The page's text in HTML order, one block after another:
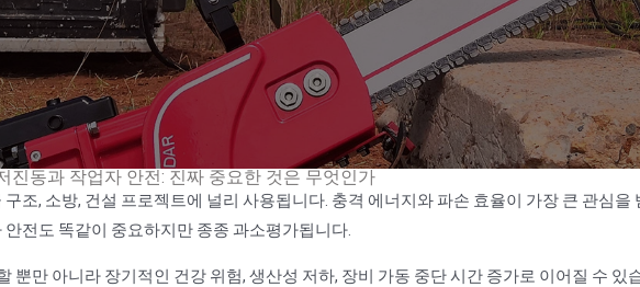
진동과 작업자 안전: 진짜 중요한 것은 무엇인가
구조, 소방, 건설 프로젝트에 널리 사용됩니다. 충격 에너지와 파손 효율이 가장 큰 관심을
전도 똑같이 중요하지만 종종 과소평가됩니다.
뿐만 아니라 장기적인 건강 위험, 생산성 저하, 장비 가동 중단 시간 증가로 이어질 수 있